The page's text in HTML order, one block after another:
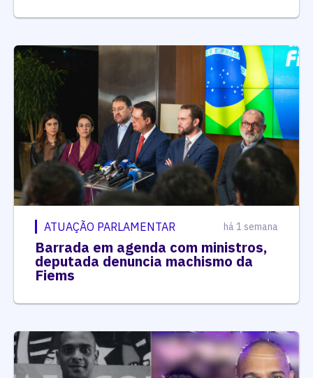
ATUAÇÃO PARLAMENTAR há 1 semana
Barrada em agenda com ministros,
deputada denuncia machismo da
Fiems